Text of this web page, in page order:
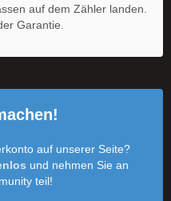
auf dem Zähler landen.
Garantie.
auf unserer Seite?
und nehmen Sie an
teil!